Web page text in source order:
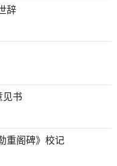
辞
见书
重阁碑》校记